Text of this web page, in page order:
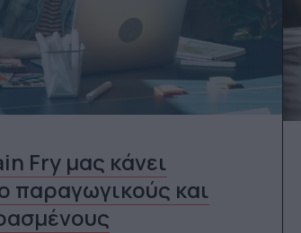
Fry μας κάνει
παραγωγικούς και